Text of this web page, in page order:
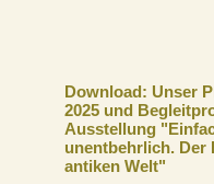
Download: Unser
2025 und
Ausstellung
unentbehrlich. Der
antiken Welt"